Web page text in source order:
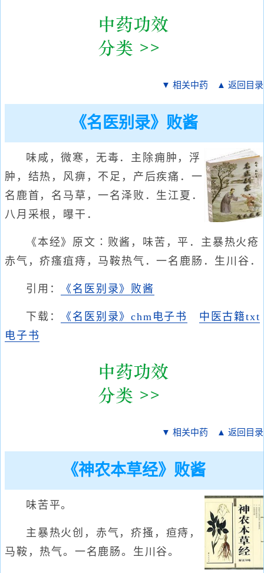
▼ 相关中药 ▲ 返回目录
《名医别录》败酱
味咸，微寒，无毒．主除痈肿，浮
肿，结热，风痹，不足，产后疾痛．一
名鹿首，名马草，一名泽败．生江夏．
八月采根，曝干．
《本经》原文∶败酱，味苦，平．主暴热火疮
赤气，疥瘙疽痔，马鞍热气．一名鹿肠．生川谷．
引用： 《名医别录》败酱
下载： 《名医别录》chm电子书
中医古籍txt
电子书
▼ 相关中药 ▲ 返回目录
《神农本草经》败酱
味苦平。
主暴热火创，赤气，疥搔，疸痔，
马鞍，热气。一名鹿肠。生川谷。